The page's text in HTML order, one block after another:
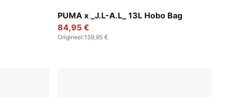
PUMA x _J.L-A.L_ 13L Hobo Bag
Dark Umber
84,95 €
Origineel:159,95 €